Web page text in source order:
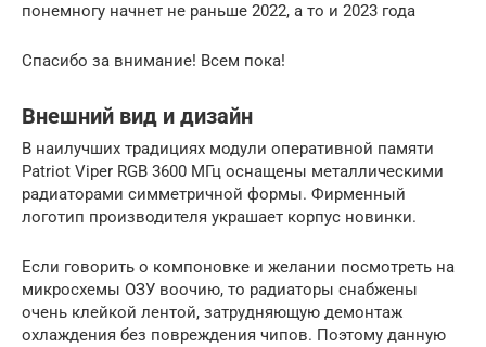
понемногу начнет не раньше 2022, а то и 2023 года
Спасибо за внимание! Всем пока!
Внешний вид и дизайн
В наилучших традициях модули оперативной памяти
Patriot Viper RGB 3600 МГц оснащены металлическими
радиаторами симметричной формы. Фирменный
логотип производителя украшает корпус новинки.
Если говорить о компоновке и желании посмотреть на
микросхемы ОЗУ воочию, то радиаторы снабжены
очень клейкой лентой, затрудняющую демонтаж
охлаждения без повреждения чипов. Поэтому данную